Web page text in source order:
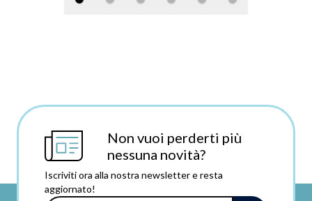
Non vuoi perderti più
nessuna novità?
Iscriviti ora alla nostra newsletter e resta
aggiornato!